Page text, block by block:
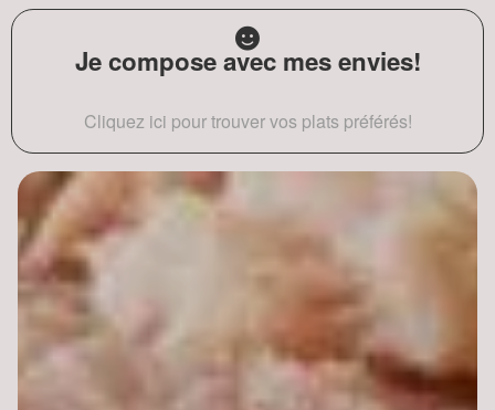
Je compose avec mes envies!
Cliquez ici pour trouver vos plats préférés!